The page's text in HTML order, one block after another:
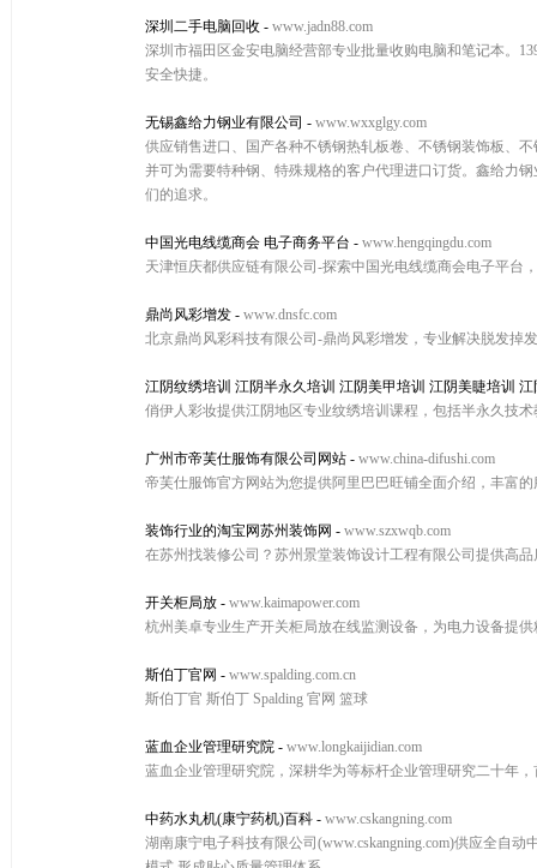
深圳二手电脑回收 - www.jadn88.com
深圳市福田区金安电脑经营部专业批量收购电脑和笔记本。
安全快捷。
无锡鑫给力钢业有限公司 - www.wxxglgy.com
供应销售进口、国产各种不锈钢热轧板卷、不锈钢装饰板、
并可为需要特种钢、特殊规格的客户代理进口订货。鑫给力
们的追求。
中国光电线缆商会 电子商务平台 - www.hengqingdu.com
天津恒庆都供应链有限公司-探索中国光电线缆商会电子平台
鼎尚风彩增发 - www.dnsfc.com
北京鼎尚风彩科技有限公司-鼎尚风彩增发，专业解决脱发掉
江阴纹绣培训 江阴半永久培训 江阴美甲培训 江阴美睫培训
俏伊人彩妆提供江阴地区专业纹绣培训课程，包括半永久技
广州市帝芙仕服饰有限公司网站 - www.china-difushi.com
帝芙仕服饰官方网站为您提供阿里巴巴旺铺全面介绍，丰富
装饰行业的淘宝网苏州装饰网 - www.szxwqb.com
在苏州找装修公司？苏州景堂装饰设计工程有限公司提供高
开关柜局放 - www.kaimapower.com
杭州美卓专业生产开关柜局放在线监测设备，为电力设备提
斯伯丁官网 - www.spalding.com.cn
斯伯丁官 斯伯丁 Spalding 官网 篮球
蓝血企业管理研究院 - www.longkaijidian.com
蓝血企业管理研究院，深耕华为等标杆企业管理研究二十年
中药水丸机(康宁药机)百科 - www.cskangning.com
湖南康宁电子科技有限公司(www.cskangning.com)供应全自